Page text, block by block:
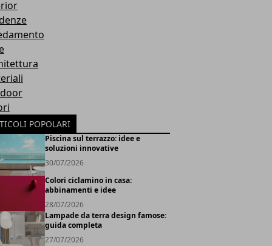
POPOLARI
Piscina sul terrazzo: idee e
soluzioni innovative
30/07/2026
Colori ciclamino in casa:
abbinamenti e idee
28/07/2026
Lampade da terra design famose:
guida completa
27/07/2026